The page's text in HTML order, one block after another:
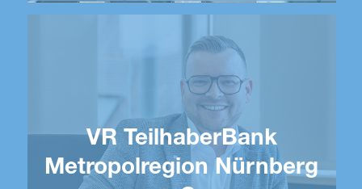
VR TeilhaberBank
Metropolregion Nürnberg